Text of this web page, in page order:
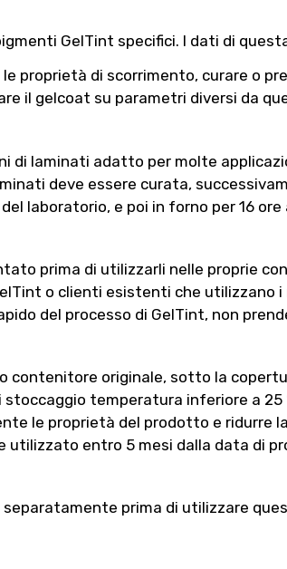
GelTint specifici. I dati di
proprietà di scorrimento, curare o
il gelcoat su parametri diversi da
laminati adatto per molte
deve essere curata,
laboratorio, e poi in forno per 16 ore
prima di utilizzarli nelle proprie
o clienti esistenti che utilizzano
del processo di GelTint, non
contenitore originale, sotto la
temperatura inferiore a
le proprietà del prodotto e ridurre
utilizzato entro 5 mesi dalla data di
prima di utilizzare